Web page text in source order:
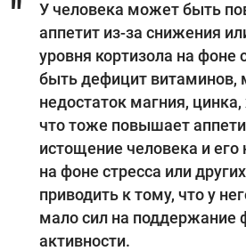
У человека может быть
аппетит из-за снижения
уровня кортизола на фоне
быть дефицит витаминов,
недостаток магния,
что тоже повышает
истощение человека и
на фоне стресса или
приводить к тому, что у
мало сил на поддержание
активности.